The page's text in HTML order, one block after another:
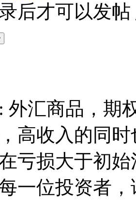
后才可以发帖
: 外汇商品，期
高收入的同
亏损大于初
一位投资者